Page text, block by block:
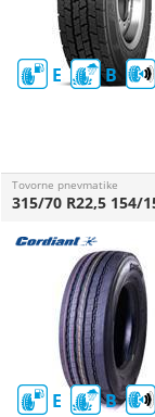
E B
Tovorne pnevmatike
E B
315/70 R22,5 154/